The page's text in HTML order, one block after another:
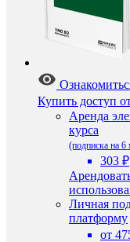
Купить доступ
Аренда
курса
(подписка на 6
303 ₽
Личная
платформу
от